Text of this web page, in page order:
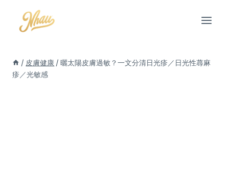
content
/ 皮膚健康 / 曬太陽皮膚過敏？一文分清日光疹／日光性蕁麻
疹／光敏感